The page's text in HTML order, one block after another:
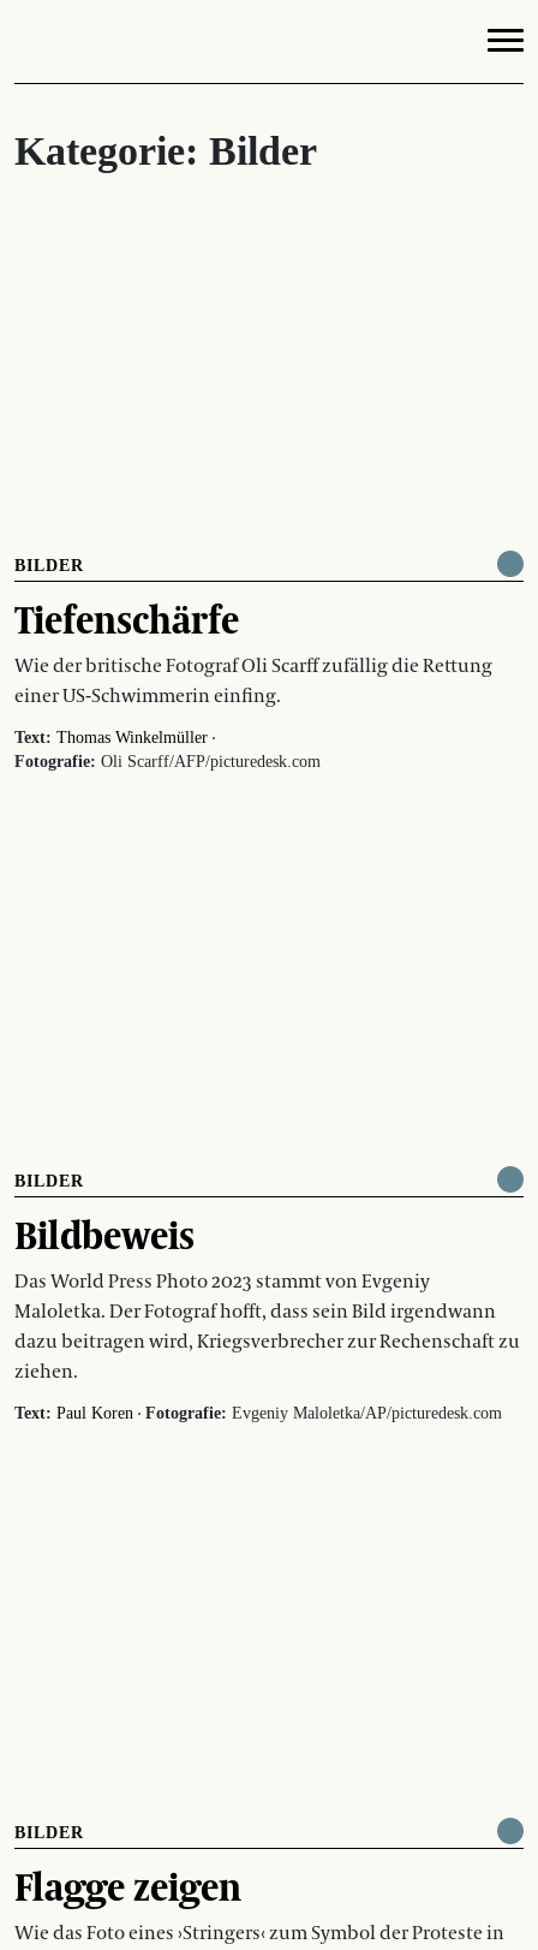
Kategorie: Bilder
BILDER
Tiefenschärfe
Wie der britische Fotograf Oli Scarff zufällig die Rettung
einer US-Schwimmerin einfing.
Text: Thomas Winkelmüller ·
Fotografie: Oli Scarff/AFP/picturedesk.com
BILDER
Bildbeweis
Das World Press Photo 2023 stammt von Evgeniy
Maloletka. Der Fotograf hofft, dass sein Bild irgendwann
dazu beitragen wird, Kriegsverbrecher zur Rechenschaft zu
ziehen.
Text: Paul Koren · Fotografie: Evgeniy Maloletka/AP/picturedesk.com
BILDER
Flagge zeigen
Wie das Foto eines ›Stringers‹ zum Symbol der Proteste in